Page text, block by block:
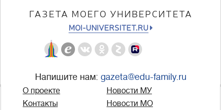
ГАЗЕТА МОЕГО УНИВЕРСИТЕТА
MOI-UNIVERSITET.RU
Напишите нам: gazeta@edu-family.ru
О проекте
Контакты
Новости МУ
Новости МО